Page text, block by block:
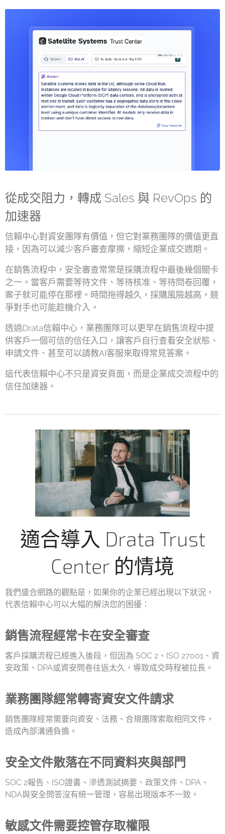
從成交阻力，轉成 Sales 與 RevOps 的
加速器
信賴中心對資安團隊有價值，但它對業務團隊的價值更直
接，因為可以減少客戶審查摩擦，縮短企業成交週期。
在銷售流程中，安全審查常常是採購流程中最後幾個關卡
之一。當客戶需要等待文件、等待核准、等待問卷回覆，
案子就可能停在那裡。時間拖得越久，採購風險越高，競
爭對手也可能趁機介入。
透過Drata信賴中心，業務團隊可以更早在銷售流程中提
供客戶一個可信的信任入口，讓客戶自行查看安全狀態、
申請文件、甚至可以請教AI客服來取得常見答案。
這代表信賴中心不只是資安頁面，而是企業成交流程中的
信任加速器。
適合導入 Drata Trust
Center 的情境
我們盛合網路的觀點是，如果你的企業已經出現以下狀況，
代表信賴中心可以大幅的解決您的困擾：
銷售流程經常卡在安全審查
客戶採購流程已經進入後段，但因為 SOC 2、ISO 27001、資
安政策、DPA或資安問卷往返太久，導致成交時程被拉長。
業務團隊經常轉寄資安文件請求
銷售團隊經常需要向資安、法務、合規團隊索取相同文件，
造成內部溝通負擔。
安全文件散落在不同資料夾與部門
SOC 2報告、ISO證書、滲透測試摘要、政策文件、DPA、
NDA與安全問答沒有統一管理，容易出現版本不一致。
敏感文件需要控管存取權限